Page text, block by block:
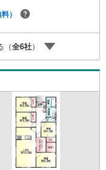
る様々なご質問はもち
。各店舗ではキッズス
様で是非お越しくださ
日火・水曜日※店舗によ
すので、どうぞお気軽
）
（全6社）